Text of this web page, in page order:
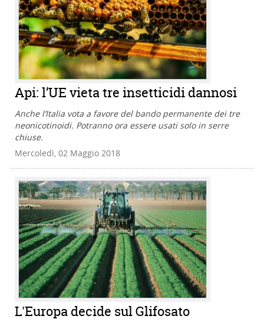
Api: l’UE vieta tre insetticidi dannosi
Anche l’Italia vota a favore del bando permanente dei tre
neonicotinoidi. Potranno ora essere usati solo in serre
chiuse.
Mercoledì, 02 Maggio 2018
L'Europa decide sul Glifosato